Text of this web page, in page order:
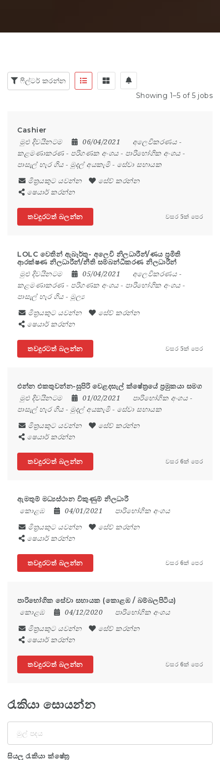
ෆිල්ටර් කරන්න
Showing 1–5 of 5 jobs
Cashier
මුළු දිවයිනටම 06/04/2021 අලෙවිකරණය-
කළමණාකරණ- පරිගණක අංශය- පාරිභෝගික අංශය-
පාසැල් හැර ගිය- මුදල් අයකැමි- සේවා සහායක
මිත්‍රයකුට යවන්න
සේව් කරන්න
ෂෙයාර් කරන්න
තවදුරටත් බලන්න වසර 5ක් පෙර
LOLC වෙතින් ඇබෑර්තු- අලෙවි නිලධාරීන්/ණය ප්‍රමිති
ආරක්ෂණ නිලධාරීන්/නීති සම්බන්ධීකරණ නිලධාරීන්
මුළු දිවයිනටම 05/04/2021 අලෙවිකරණය-
කළමණාකරණ- පරිගණක අංශය- පාරිභෝගික අංශය-
පාසැල් හැර ගිය- මූල්‍ය
මිත්‍රයකුට යවන්න
සේව් කරන්න
ෂෙයාර් කරන්න
තවදුරටත් බලන්න වසර 5ක් පෙර
එන්න එකතුවන්න-සුපිරි වෙළදසැල් ක්ෂේත්‍රයේ ප්‍රමුකයා සමග
මුළු දිවයිනටම 01/02/2021 පාරිභෝගික අංශය-
පාසැල් හැර ගිය- මුදල් අයකැමි- සේවා සහායක
මිත්‍රයකුට යවන්න
සේව් කරන්න
ෂෙයාර් කරන්න
තවදුරටත් බලන්න වසර 6ක් පෙර
ඇමතුම් මධ්‍යස්ථාන විකුණුම් නිලධාරී
කොළඹ 04/01/2021 පාරිභෝගික අංශය
මිත්‍රයකුට යවන්න
සේව් කරන්න
ෂෙයාර් කරන්න
තවදුරටත් බලන්න වසර 6ක් පෙර
පාරිභෝගික සේවා සහායක (කොළඹ / බම්බලපිටිය)
කොළඹ 04/12/2020 පාරිභෝගික අංශය
මිත්‍රයකුට යවන්න
සේව් කරන්න
ෂෙයාර් කරන්න
තවදුරටත් බලන්න වසර 6ක් පෙර
රැකියා සොයන්න
පදය
සියලු රැකියා ක්ෂේත්‍ර